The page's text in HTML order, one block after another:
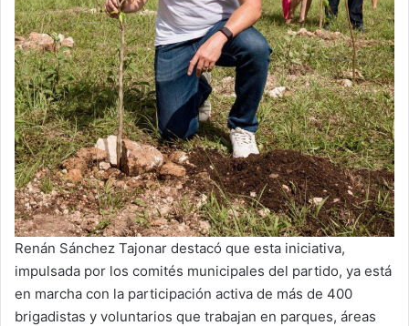
Renán Sánchez Tajonar destacó que esta iniciativa,
impulsada por los comités municipales del partido, ya está
en marcha con la participación activa de más de 400
brigadistas y voluntarios que trabajan en parques, áreas